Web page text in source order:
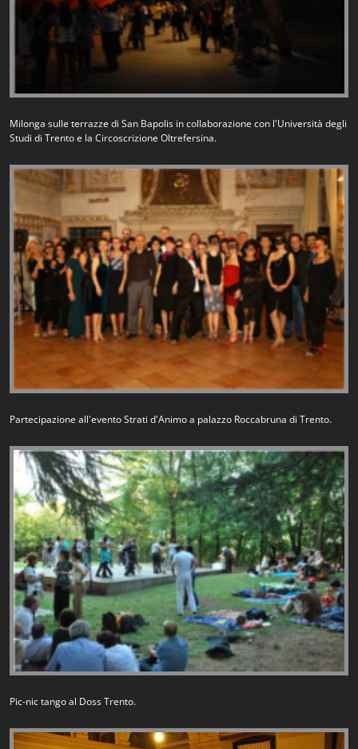
Milonga sulle terrazze di San Bapolis in collaborazione con l'Università degli
Studi di Trento e la Circoscrizione Oltrefersina.
Partecipazione all'evento Strati d'Animo a palazzo Roccabruna di Trento.
Pic-nic tango al Doss Trento.